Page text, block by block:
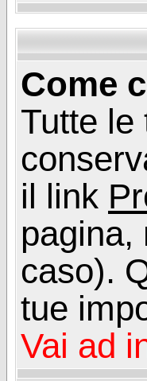
Come
Tutte le
il link
pagina,
caso).
tue
Vai ad